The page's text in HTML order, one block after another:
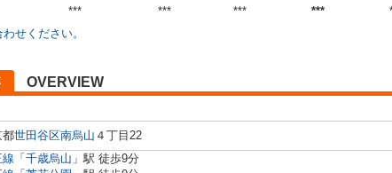
*** *** *** ***
せください。
OVERVIEW
都世田谷区南烏山 ４丁目22
線 「 千歳烏山 」駅 徒歩9分